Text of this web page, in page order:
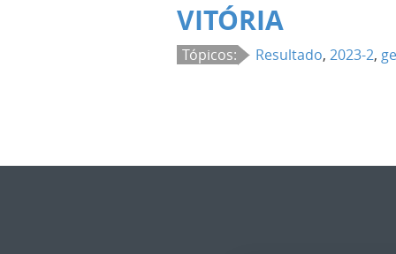
VITÓRIA
Tópicos: Resultado,2023-2,